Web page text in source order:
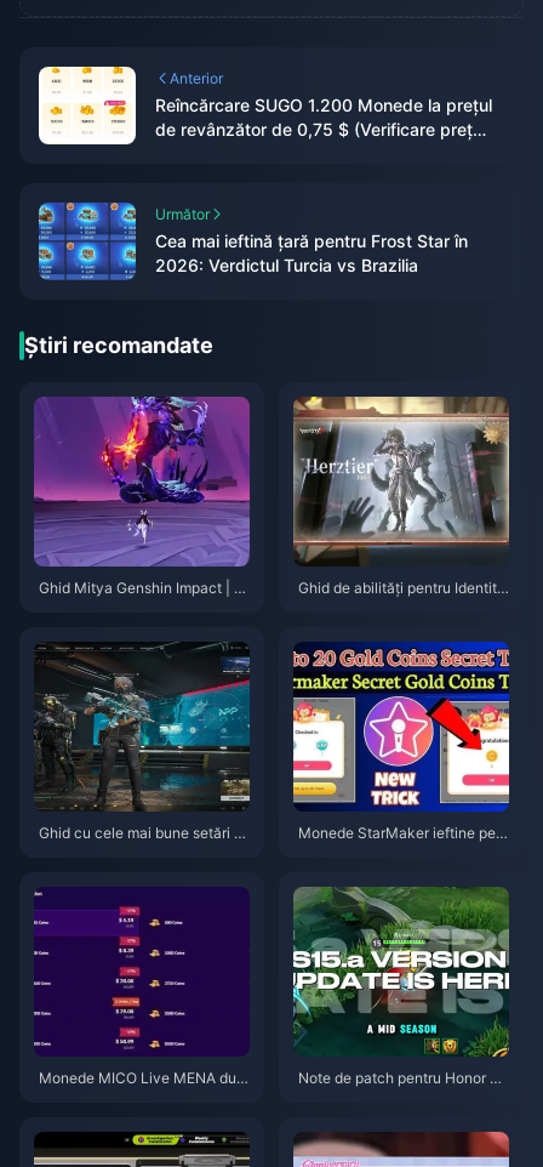
Anterior
Reîncărcare SUGO 1.200 Monede la prețul
de revânzător de 0,75 $ (Verificare preț
Următor
Cea mai ieftină țară pentru Frost Star în
2026: Verdictul Turcia vs Brazilia
Știri recomandate
Ghid Mitya Genshin Impact | A
Ghid de abilități pentru Identity
Ghid cu cele mai bune setări p
Monede StarMaker ieftine pent
Monede MICO Live MENA dup
Note de patch pentru Honor of